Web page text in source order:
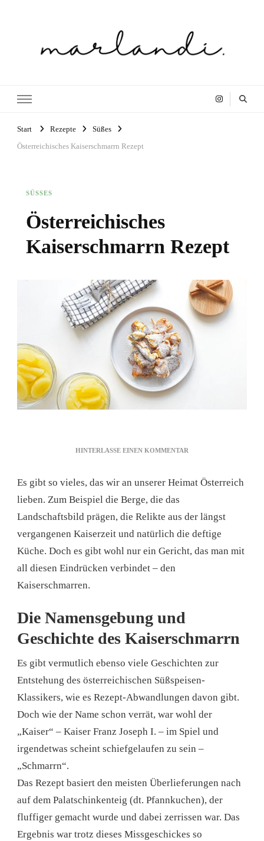
Start Rezepte
Süßes
Österreichisches Kaiserschmarrn Rezept
SÜSSES
Österreichisches
Kaiserschmarrn Rezept
HINTERLASSE EINEN KOMMENTAR
REZEPT
Es gibt so vieles, das wir an unserer Heimat Österreich
lieben. Zum Beispiel die Berge, die das
Landschaftsbild prägen, die Relikte aus der längst
vergangenen Kaiserzeit und natürlich die deftige
Küche. Doch es gibt wohl nur ein Gericht, das man mit
all diesen Eindrücken verbindet – den
Kaiserschmarren.
Die Namensgebung und
Geschichte des Kaiserschmarrn
Es gibt vermutlich ebenso viele Geschichten zur
Entstehung des österreichischen Süßspeisen-
Klassikers, wie es Rezept-Abwandlungen davon gibt.
Doch wie der Name schon verrät, war wohl der
„Kaiser“ – Kaiser Franz Joseph I. – im Spiel und
irgendetwas scheint schiefgelaufen zu sein –
„Schmarrn“.
Das Rezept basiert den meisten Überlieferungen nach
auf dem Palatschinkenteig (dt. Pfannkuchen), der
fluffiger gemacht wurde und dabei zerrissen war. Das
Ergebnis war trotz dieses Missgeschickes so